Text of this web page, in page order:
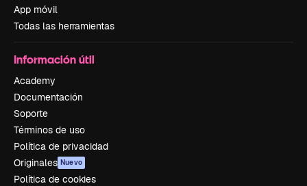
App móvil
Todas las herramientas
Información útil
Academy
Documentación
Soporte
Términos de uso
Política de privacidad
Originales Nuevo
Política de cookies